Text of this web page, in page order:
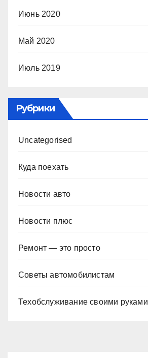
Июнь 2020
Май 2020
Июль 2019
Рубрики
Uncategorised
Куда поехать
Новости авто
Новости плюс
Ремонт — это просто
Советы автомобилистам
Техобслуживание своими руками